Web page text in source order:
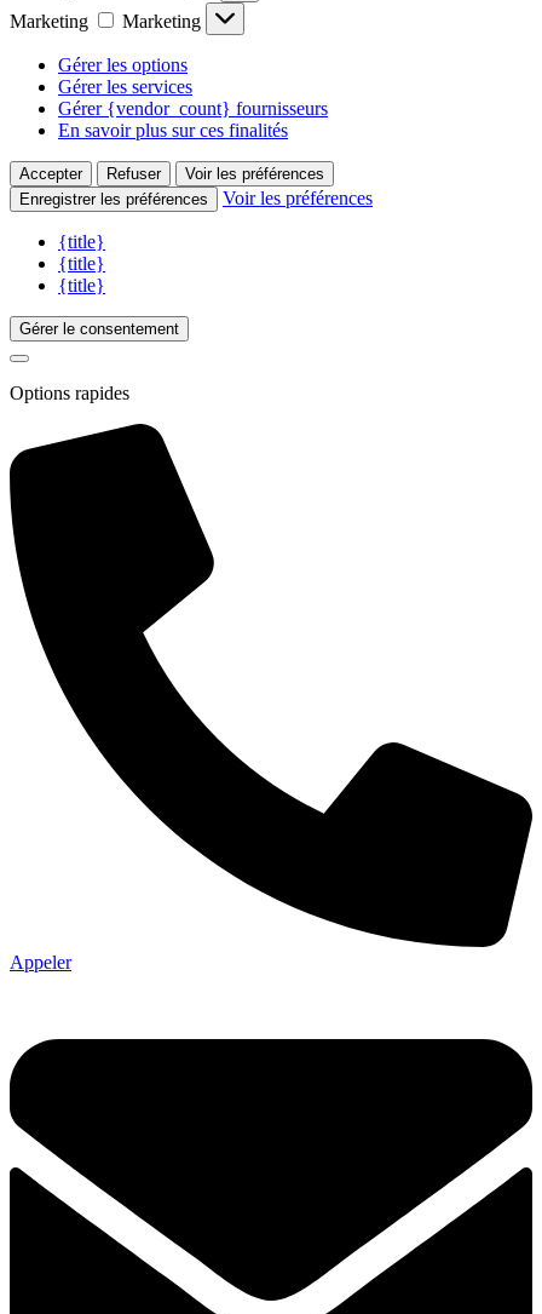
Marketing
Marketing
Gérer les options
Gérer les services
Gérer {vendor_count} fournisseurs
En savoir plus sur ces finalités
Accepter Refuser
Voir les préférences
Enregistrer les préférences
Voir les préférences
{title}
{title}
{title}
Gérer le consentement
Options rapides
Appeler